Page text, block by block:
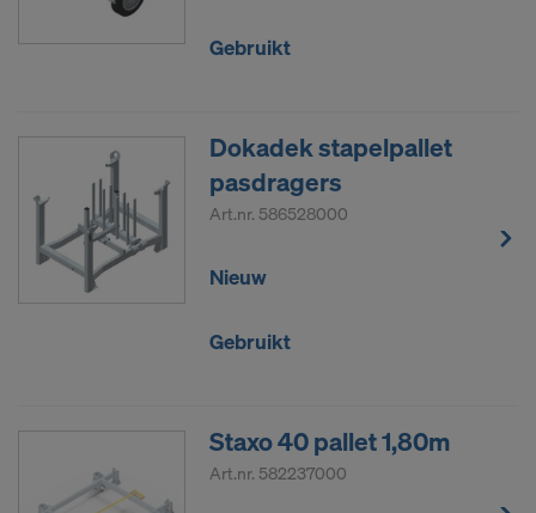
Gebruikt
Dokadek stapelpallet
pasdragers
Art.nr. 586528000
Nieuw
Gebruikt
Staxo 40 pallet 1,80m
Art.nr. 582237000